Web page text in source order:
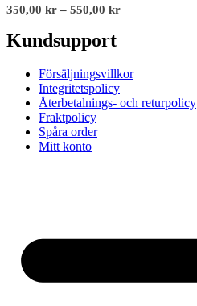
350,00 kr – 550,00 kr
Kundsupport
Försäljningsvillkor
Integritetspolicy
Återbetalnings- och returpolicy
Fraktpolicy
Spåra order
Mitt konto